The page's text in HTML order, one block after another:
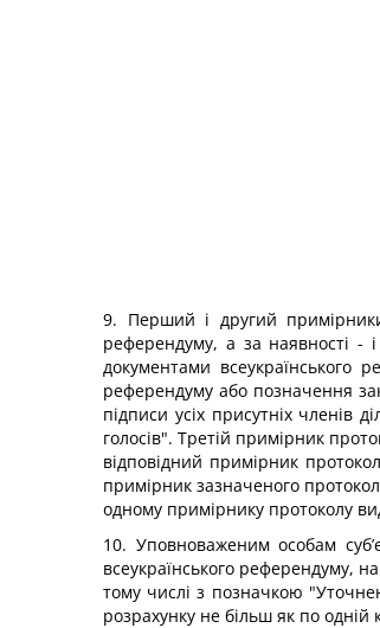
9. Перший і другий примірники
референдуму, а за наявності -
документами всеукраїнського
референдуму або позначення
підписи усіх присутніх членів
голосів". Третій примірник
відповідний примірник
примірник зазначеного
одному примірнику протоколу
10. Уповноваженим особам
всеукраїнського референдуму,
тому числі з позначкою
розрахунку не більш як по одній